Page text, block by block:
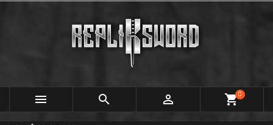
   shopping_cart0